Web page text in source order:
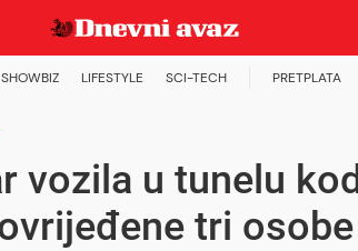
SHOWBIZ LIFESTYLE SCI-TECH PRETPLATA
vozila u tunelu kod
tri osobe